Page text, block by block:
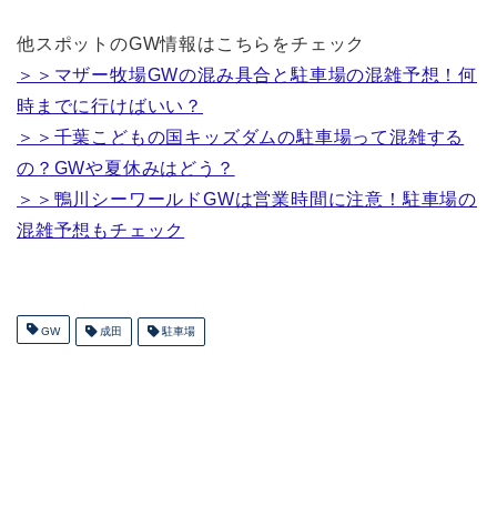
他スポットのGW情報はこちらをチェック
＞＞マザー牧場GWの混み具合と駐車場の混雑予想！何
時までに行けばいい？
＞＞千葉こどもの国キッズダムの駐車場って混雑する
の？GWや夏休みはどう？
＞＞鴨川シーワールドGWは営業時間に注意！駐車場の
混雑予想もチェック
GW 成田 駐車場